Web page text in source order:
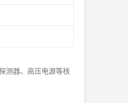
测器、高压电源等核